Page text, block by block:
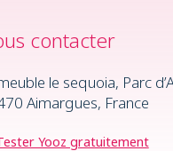
contacter
le sequoia, Parc
Aimargues, France
Yooz gratuitement